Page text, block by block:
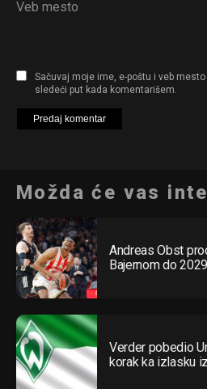
Veb mesto
Sačuvaj moje ime, e-poštu i veb
sledeći put kada komentarišem.
Možda će vas
Andreas Obst
Bajernom do
Verder pobedio
korak ka izlasku